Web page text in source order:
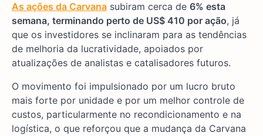
As ações da Carvana subiram cerca de 6% esta
semana, terminando perto de US$ 410 por ação, já
que os investidores se inclinaram para as tendências
de melhoria da lucratividade, apoiados por
atualizações de analistas e catalisadores futuros.
O movimento foi impulsionado por um lucro bruto
mais forte por unidade e por um melhor controle de
custos, particularmente no recondicionamento e na
logística, o que reforçou que a mudança da Carvana